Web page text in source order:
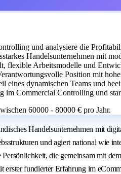
und analysiere die
Handelsunternehmen mit
flexible Arbeitsmodelle und
Position mit
eines dynamischen Teams und
im Commercial Controlling und
60000 - 80000 € pro Jahr.
Handelsunternehmen mit
und agiert national wie
die gemeinsam mit
erster fundierter Erfahrung im